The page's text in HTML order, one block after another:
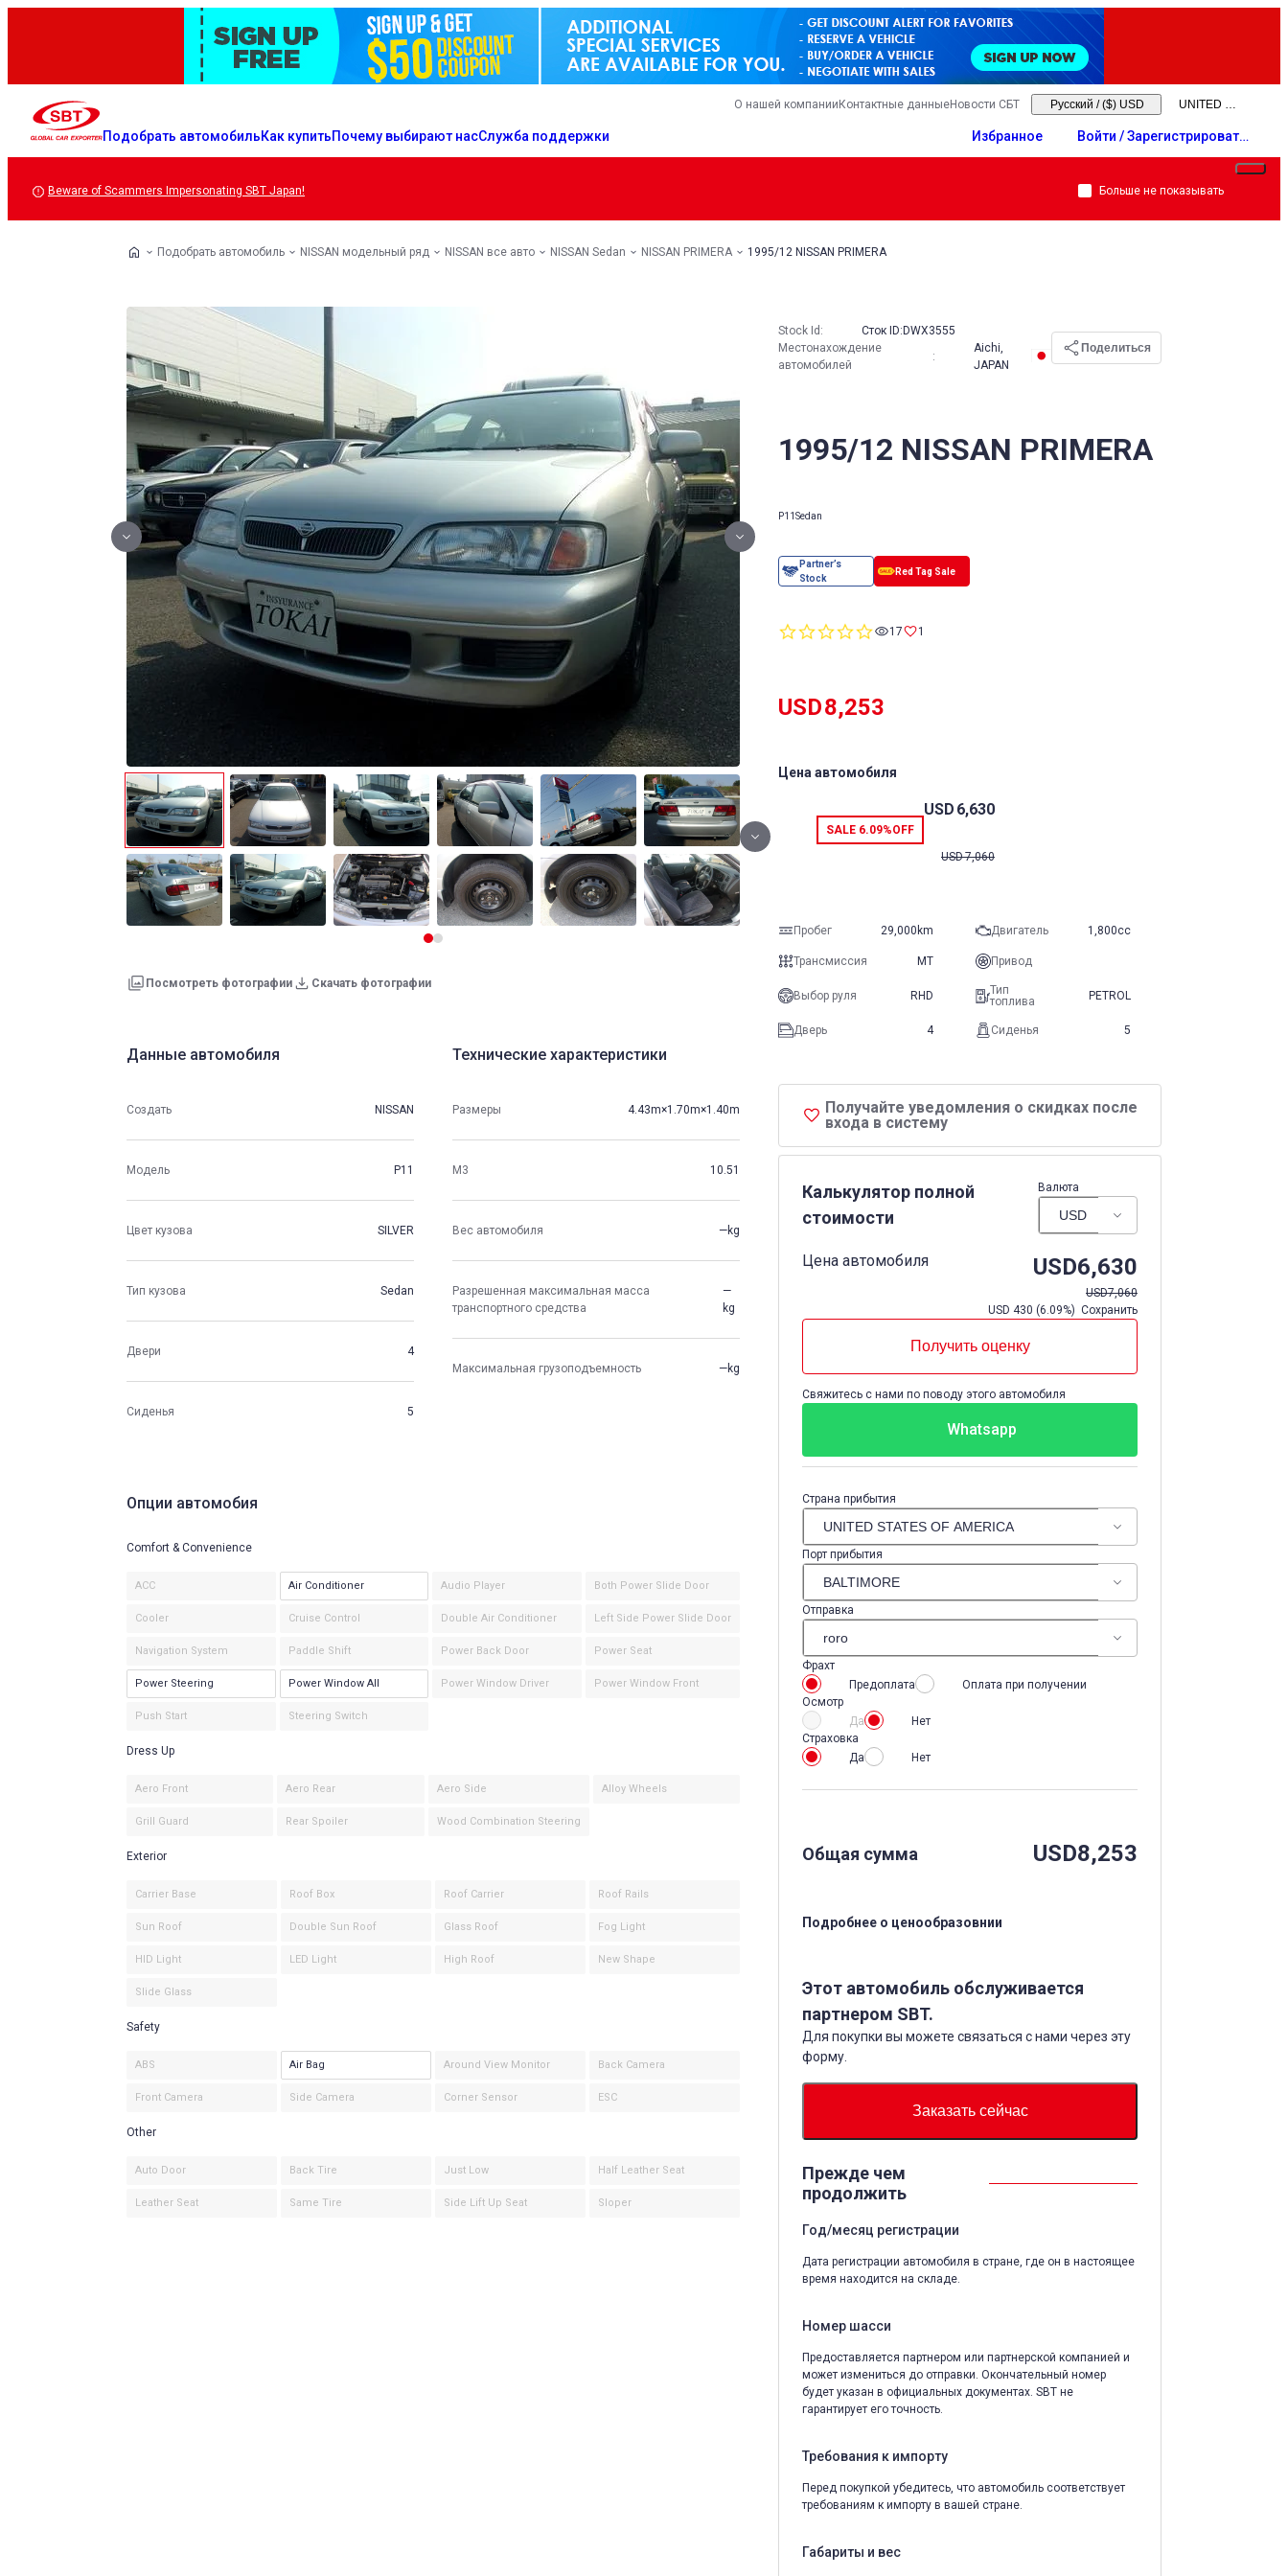
Подобрать автомобильКак купитьПочему выбирают насСлужба поддержки
О нашей компанииКонтактные данныеНовости СБТ Русский / ($) USD
Избранное
Войти / Зарегистрировать
ся
Beware of Scammers Impersonating SBT Japan! Больше не показывать
Подобрать автомобиль NISSAN модельный ряд NISSAN все авто NISSAN Sedan NISSAN PRIMERA 1995/12 NISSAN PRIMERA
1995/12 NISSAN PRIMERA
P11 Sedan
Stock Id: Сток ID: DWX3555
Местонахождение
автомобилей
:
Aichi,
JAPAN
Поделиться
Посмотреть фотографии Скачать фотографии
0.017 1
USD8,253
Цена автомобиля
SALE 6.09%OFF
USD 6,630
USD7,060
Получайте уведомления о скидках после
входа в систему
Калькулятор полной
стоимости
Валюта
Цена автомобиля USD6,630
USD7,060
USD 430 (6.09%) Сохранить
Получить оценку
Свяжитесь с нами по поводу этого автомобиля
Whatsapp
Страна прибытия
Порт прибытия
Отправка
Фрахт
Предоплата
Оплата при получении
Осмотр
Да
Нет
Страховка
Да
Нет
Общая сумма USD8,253
Подробнее о ценообразовнии
Этот автомобиль обслуживается
партнером SBT.
Для покупки вы можете связаться с нами через эту
форму.
Заказать сейчас
Прежде чем
продолжить
Год/месяц регистрации
Дата регистрации автомобиля в стране, где он в настоящее
время находится на складе.
Номер шасси
Предоставляется партнером или партнерской компанией и
может измениться до отправки. Окончательный номер
будет указан в официальных документах. SBT не
гарантирует его точность.
Требования к импорту
Перед покупкой убедитесь, что автомобиль соответствует
требованиям к импорту в вашей стране.
Габариты и вес
Пробег 29,000km Двигатель 1,800cc
Трансмиссия MT Привод
Выбор руля RHD
Тип
топлива
PETROL
Дверь 4 Сиденья 5
Данные автомобиля
Создать NISSAN
Модель P11
Цвет кузова SILVER
Тип кузова Sedan
Двери 4
Сиденья 5
Технические характеристики
Размеры 4.43m×1.70m×1.40m
М3 10.51
Вес автомобиля —kg
Разрешенная максимальная масса
транспортного средства
—
kg
Максимальная грузоподъемность —kg
Опции автомобия
Comfort & Convenience
ACC Air Conditioner Audio Player Both Power Slide Door
Cooler Cruise Control Double Air Conditioner Left Side Power Slide Door
Navigation System Paddle Shift Power Back Door Power Seat
Power Steering Power Window All Power Window Driver Power Window Front
Push Start Steering Switch
Dress Up
Aero Front Aero Rear Aero Side Alloy Wheels
Grill Guard Rear Spoiler Wood Combination Steering
Exterior
Carrier Base Roof Box Roof Carrier Roof Rails
Sun Roof Double Sun Roof Glass Roof Fog Light
HID Light LED Light High Roof New Shape
Slide Glass
Safety
ABS Air Bag Around View Monitor Back Camera
Front Camera Side Camera Corner Sensor ESC
Other
Auto Door Back Tire Just Low Half Leather Seat
Leather Seat Same Tire Side Lift Up Seat Sloper